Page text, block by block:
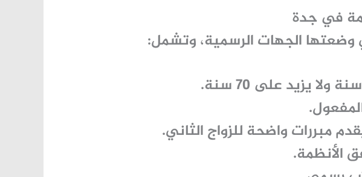
في جدة
الجهات الرسمية، وتشمل:
.
.
مبررات واضحة للزواج الثاني.
الأنظمة.